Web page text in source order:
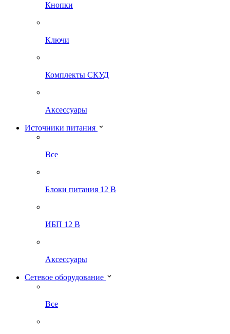
Кнопки
Ключи
Комплекты СКУД
Аксессуары
Источники питания
Все
Блоки питания 12 В
ИБП 12 В
Аксессуары
Сетевое оборудование
Все